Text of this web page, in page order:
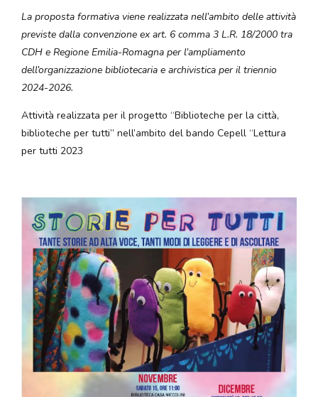
La proposta formativa viene realizzata nell’ambito delle attività
previste dalla convenzione ex art. 6 comma 3 L.R. 18/2000 tra
CDH e Regione Emilia-Romagna per l’ampliamento
dell’organizzazione bibliotecaria e archivistica per il triennio
2024-2026.
Attività realizzata per il progetto “Biblioteche per la città,
biblioteche per tutti” nell’ambito del bando Cepell “Lettura
per tutti 2023